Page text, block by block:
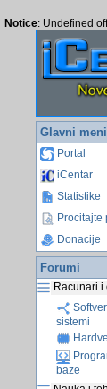
Notice: Undefined
Glavni meni
Portal
iCentar
Statistike
Procitajte
Donacije
Forumi
Racunari i
sistemi
baze